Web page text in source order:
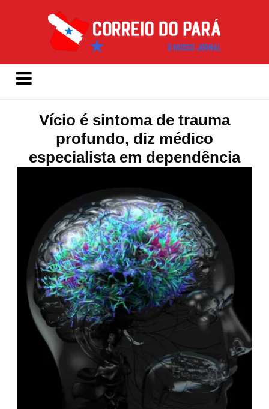
Vício é sintoma de trauma
profundo, diz médico
especialista em dependência